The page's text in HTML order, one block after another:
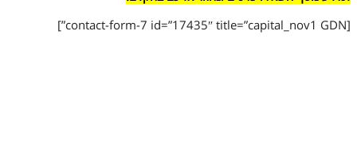
[contact-form-7 id=”17435″ title=”capital_nov1 GDN”]